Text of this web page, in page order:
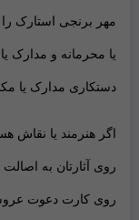
مهر برنجی استارک را
یا محرمانه و مدارک
دستکاری مدارک یا
اگر هنرمند یا نقاش
روی آثارتان به اصالت
روی کارت دعوت